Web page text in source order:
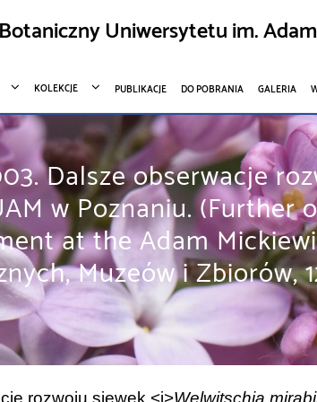
Uniwersytetu im.
KOLEKCJE PUBLIKACJE DO POBRANIA GALERIA
Dalsze obserwacje
w Poznaniu. (Further
at the Adam
Muzeów i Zbiorów,
rozwoju siewek <i>Welwitschia